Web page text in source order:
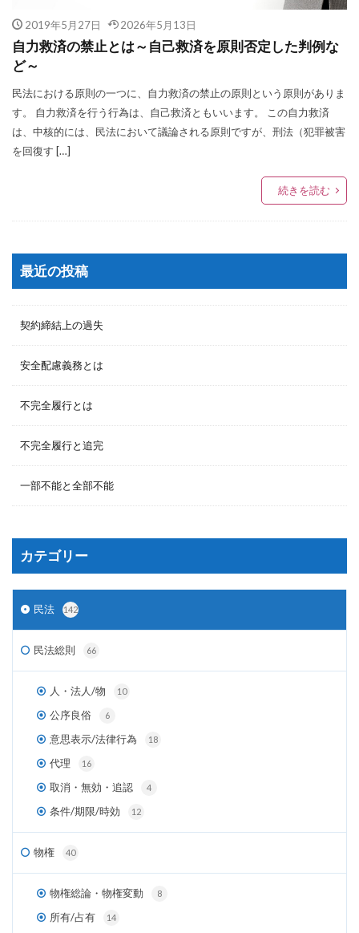
2019年5月27日 2026年5月13日
自力救済の禁止とは～自己救済を原則否定した判例な
ど～
民法における原則の一つに、自力救済の禁止の原則という原則がありま
す。 自力救済を行う行為は、自己救済ともいいます。 この自力救済
は、中核的には、民法において議論される原則ですが、刑法（犯罪被害
を回復す […]
続きを読む
最近の投稿
契約締結上の過失
安全配慮義務とは
不完全履行とは
不完全履行と追完
一部不能と全部不能
カテゴリー
民法 142
民法総則 66
人・法人/物 10
公序良俗 6
意思表示/法律行為 18
代理 16
取消・無効・追認 4
条件/期限/時効 12
物権 40
物権総論・物権変動 8
所有/占有 14